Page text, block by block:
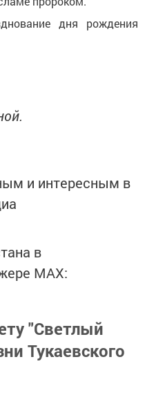
дня рождения
и интересным в
в
MАХ:
"Светлый
Тукаевского